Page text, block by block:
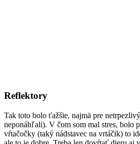
Reflektory
Tak toto bolo ťažšie, najmä pre
neponáhľali). V čom som mal stres, bolo
vŕtačočky (taký nádstavec na vrtáčik) to